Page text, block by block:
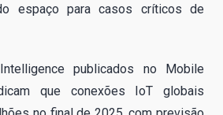
espaço para casos críticos de
publicados no Mobile
que conexões IoT globais